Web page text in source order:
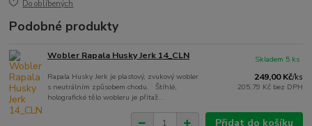
Do oblíbených
Podobné produkty
Wobler Rapala Husky Jerk 14_CLN
Rapala Husky Jerk je plastový, zvukový wobler
s neutrálním způsobem chodu. Štíhlé,
holografické tělo wobleru je přitaž...
249,00 Kč/ks
205,79 Kč bez DPH
Skladem 5 ks
Přidat do košíku